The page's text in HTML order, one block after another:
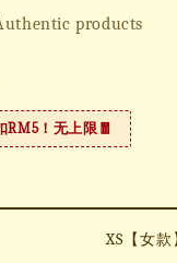
products
RM5！无上限🧧
XS【女款